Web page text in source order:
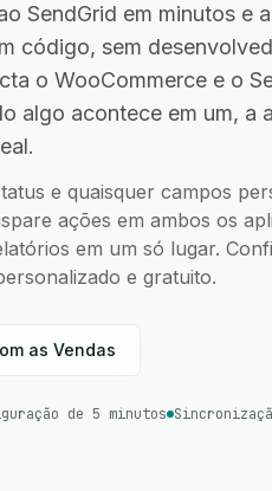
SendGrid em minutos e
código, sem
o WooCommerce e o
algo acontece em um, a
e quaisquer campos
ações em ambos os
em um só lugar.
e gratuito.
as Vendas
de 5 minutos